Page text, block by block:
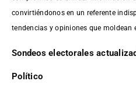
convirtiéndonos en un referente
tendencias y opiniones que moldean
Sondeos electorales
Político